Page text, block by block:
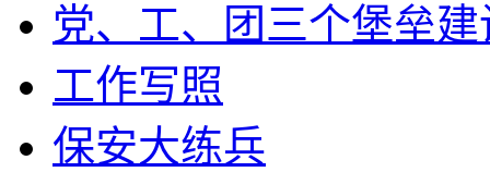
党、工、团三个堡垒建
工作写照
保安大练兵